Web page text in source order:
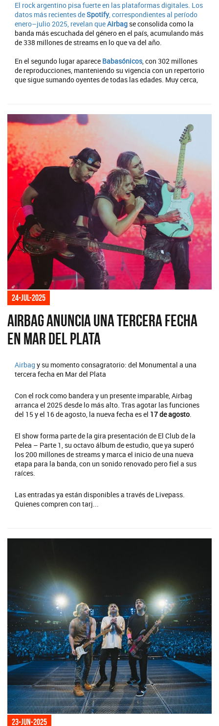
El rock argentino pisa fuerte en las plataformas digitales. Los
datos más recientes deSpotify, correspondientes al período
enero–julio 2025, revelan queAirbag se consolida como la
banda más escuchada del género en el país, acumulando más
de 338 millones de streams en lo que va del año.
En el segundo lugar aparece Babasónicos, con 302 millones
de reproducciones, manteniendo su vigencia con un repertorio
que sigue sumando oyentes de todas las edades. Muy cerca,
24-jul-2025
Airbag anuncia una tercera fecha
en Mar del Plata
Airbag y su momento consagratorio: del Monumental a una
tercera fecha en Mar del Plata
Con el rock como bandera y un presente imparable, Airbag
arranca el 2025 desde lo más alto. Tras agotar las funciones
del 15 y el 16 de agosto, la nueva fecha es el 17 de agosto.
El show forma parte de la gira presentación de El Club de la
Pelea – Parte 1, su octavo álbum de estudio, que ya superó
los 200 millones de streams y marca el inicio de una nueva
etapa para la banda, con un sonido renovado pero fiel a sus
raíces.
Las entradas ya están disponibles a través de Livepass.
Quienes compren con tarj...
23-jun-2025